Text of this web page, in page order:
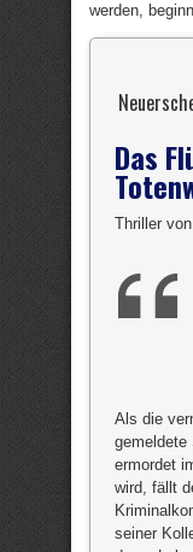
werden,
Das
Thriller
Als die
gemeldete
ermordet
wird, fällt
seiner